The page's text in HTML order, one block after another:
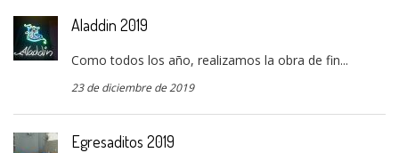
Aladdin 2019
Como todos los año, realizamos la obra de fin...
23 de diciembre de 2019
Egresaditos 2019